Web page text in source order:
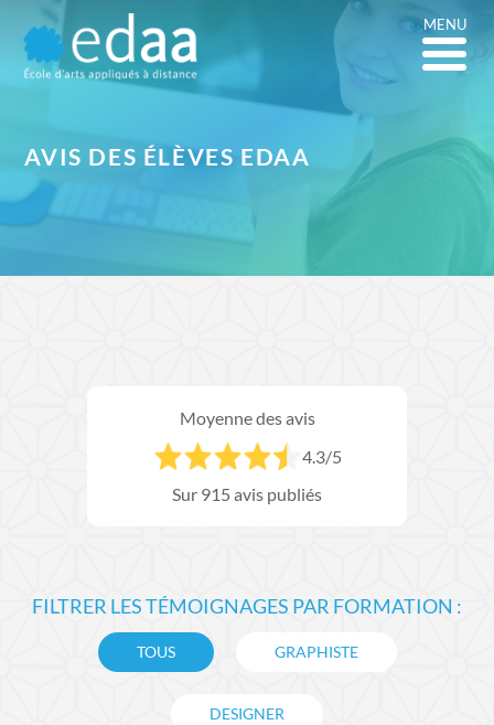
MENU
AVIS DES ÉLÈVES EDAA
Moyenne des avis
4.3/5
Sur 915 avis publiés
FILTRER LES TÉMOIGNAGES PAR FORMATION :
TOUS GRAPHISTE
DESIGNER